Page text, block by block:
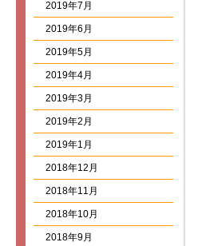
2019年7月
2019年6月
2019年5月
2019年4月
2019年3月
2019年2月
2019年1月
2018年12月
2018年11月
2018年10月
2018年9月